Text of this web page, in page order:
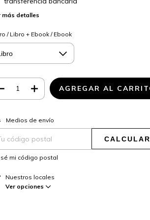
más detalles
/ Libro + Ebook / Ebook
para el CP:
Medios de envío
CALCULAR
sé mi código postal
Nuestros locales
Ver opciones